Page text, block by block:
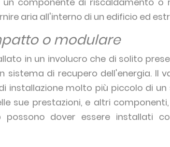
aria all'interno di un edificio ed
o modulare
in un involucro che di solito
sistema di recupero dell'energia. Il
installazione molto più piccolo di
sue prestazioni, e altri
dover essere installati